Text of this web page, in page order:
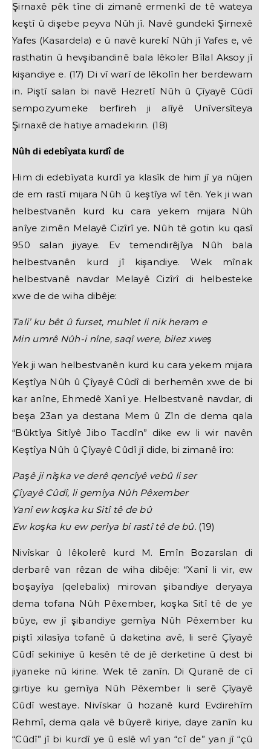
Şirnaxê pêk tîne di zimanê ermenkî de tê wateya
keştî û dişebe peyva Nûh jî. Navê gundekî Şirnexê
Yafes (Kasardela) e û navê kurekî Nûh jî Yafes e, vê
rasthatin û hevşibandinê bala lêkoler Bîlal Aksoy jî
kişandiye e. (17) Di vî warî de lêkolîn her berdewam
in. Piştî salan bi navê Hezretî Nûh û Çîyayê Cûdî
sempozyumeke berfireh ji alîyê Unîversîteya
Şirnaxê de hatiye amadekirin. (18)
Nûh di edebîyata kurdî de
Him di edebîyata kurdî ya klasîk de him jî ya nûjen
de em rastî mijara Nûh û keştîya wî tên. Yek ji wan
helbestvanên kurd ku cara yekem mijara Nûh
anîye zimên Melayê Cizîrî ye. Nûh tê gotin ku qasî
950 salan jiyaye. Ev temendirêjîya Nûh bala
helbestvanên kurd jî kişandiye. Wek mînak
helbestvanê navdar Melayê Cizîrî di helbesteke
xwe de de wiha dibêje:
Tali’ ku bêt û furset, muhlet li nik heram e
Min umrê Nûh-i nîne, saqî were, bilez xweş
Yek ji wan helbestvanên kurd ku cara yekem mijara
Keştîya Nûh û Çîyayê Cûdî di berhemên xwe de bi
kar anîne, Ehmedê Xanî ye. Helbestvanê navdar, di
beşa 23an ya destana Mem û Zîn de dema qala
“Bûktîya Sitîyê Jibo Tacdîn” dike ew li wir navên
Keştîya Nûh û Çîyayê Cûdî jî dide, bi zimanê îro:
Paşê ji nîşka ve derê qencîyê vebû li ser
Çîyayê Cûdî, li gemîya Nûh Pêxember
Yanî ew koşka ku Sitî tê de bû
Ew koşka ku ew perîya bi rastî tê de bû. (19)
Nivîskar û lêkolerê kurd M. Emîn Bozarslan di
derbarê van rêzan de wiha dibêje: “Xanî li vir, ew
boşayîya (qelebalix) mirovan şibandiye deryaya
dema tofana Nûh Pêxember, koşka Sitî tê de ye
bûye, ew jî şibandiye gemîya Nûh Pêxember ku
piştî xilasîya tofanê û daketina avê, li serê Çîyayê
Cûdî sekiniye û kesên tê de jê derketine û dest bi
jiyaneke nû kirine. Wek tê zanîn. Di Quranê de cî
girtiye ku gemîya Nûh Pêxember li serê Çîyayê
Cûdî westaye. Nivîskar û hozanê kurd Evdirehîm
Rehmî, dema qala vê bûyerê kiriye, daye zanîn ku
“Cûdî” jî bi kurdî ye û eslê wî yan “cî de” yan jî “çû